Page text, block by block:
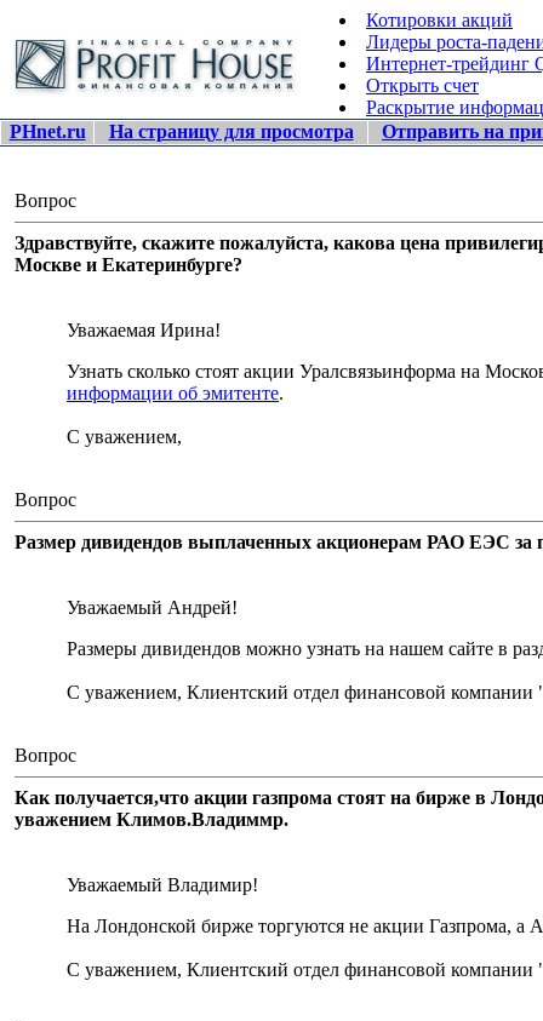
Котировки акций
Лидеры роста-
Интернет-трейдинг
Открыть счет
Раскрытие
PHnet.ru
На страницу для просмотра Отправить на
Вопрос
Здравствуйте, скажите пожалуйста, какова цена
Москве и Екатеринбурге?
Уважаемая Ирина!
Узнать сколько стоят акции Уралсвязьинформа на
информации об эмитенте.
С уважением,
Вопрос
Размер дивидендов выплаченных акционерам РАО ЕЭС за
Уважаемый Андрей!
Размеры дивидендов можно узнать на нашем сайте в
С уважением, Клиентский отдел финансовой
Вопрос
Как получается,что акции газпрома стоят на бирже в
уважением Климов.Владиммр.
Уважаемый Владимир!
На Лондонской бирже торгуются не акции Газпрома, а
С уважением, Клиентский отдел финансовой